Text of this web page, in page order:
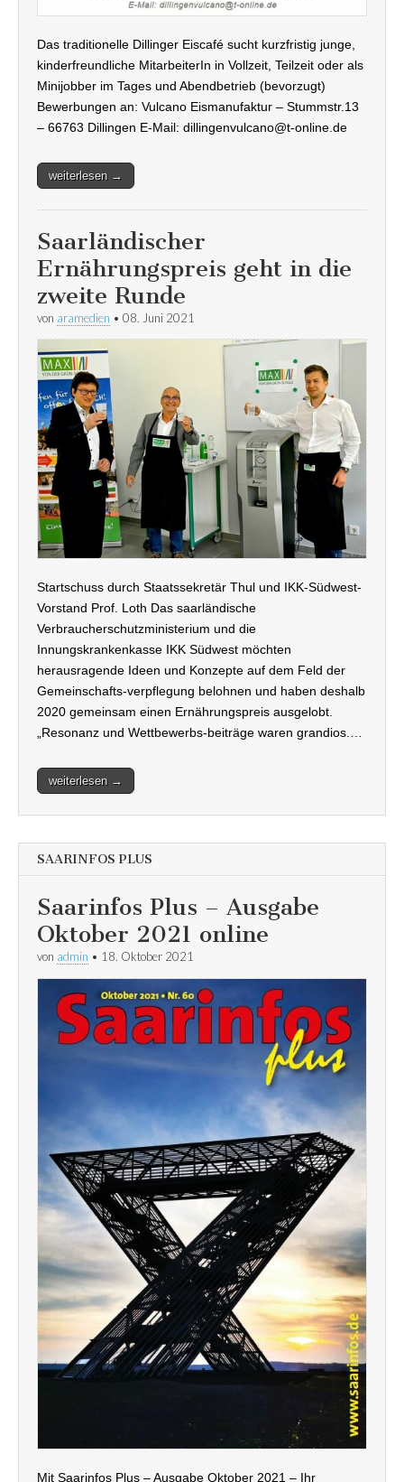
Das traditionelle Dillinger Eiscafé sucht kurzfristig junge,
kinderfreundliche MitarbeiterIn in Vollzeit, Teilzeit oder als
Minijobber im Tages und Abendbetrieb (bevorzugt)
Bewerbungen an: Vulcano Eismanufaktur – Stummstr.13
– 66763 Dillingen E-Mail: dillingenvulcano@t-online.de
weiterlesen →
Saarländischer
Ernährungspreis geht in die
zweite Runde
von aramedien • 08. Juni 2021
Startschuss durch Staatssekretär Thul und IKK-Südwest-
Vorstand Prof. Loth Das saarländische
Verbraucherschutzministerium und die
Innungskrankenkasse IKK Südwest möchten
herausragende Ideen und Konzepte auf dem Feld der
Gemeinschafts-verpflegung belohnen und haben deshalb
2020 gemeinsam einen Ernährungspreis ausgelobt.
„Resonanz und Wettbewerbs-beiträge waren grandios.…
weiterlesen →
SAARINFOS PLUS
Saarinfos Plus – Ausgabe
Oktober 2021 online
von admin • 18. Oktober 2021
Mit Saarinfos Plus – Ausgabe Oktober 2021 – Ihr